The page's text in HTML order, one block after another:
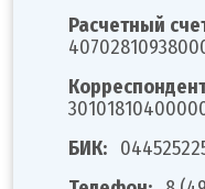
Расчетный
БИК: